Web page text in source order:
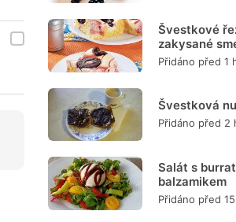
Švestkové
zakysané
Přidáno před 1
Švestková
Přidáno před 2
Salát s
balzamikem
Přidáno před